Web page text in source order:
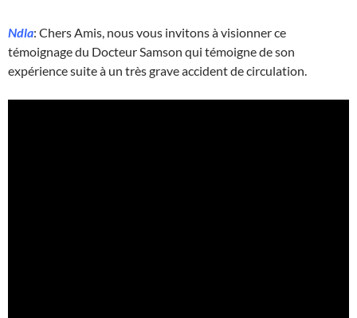
Ndla: Chers Amis, nous vous invitons à visionner ce
témoignage du Docteur Samson qui témoigne de son
expérience suite à un très grave accident de circulation.